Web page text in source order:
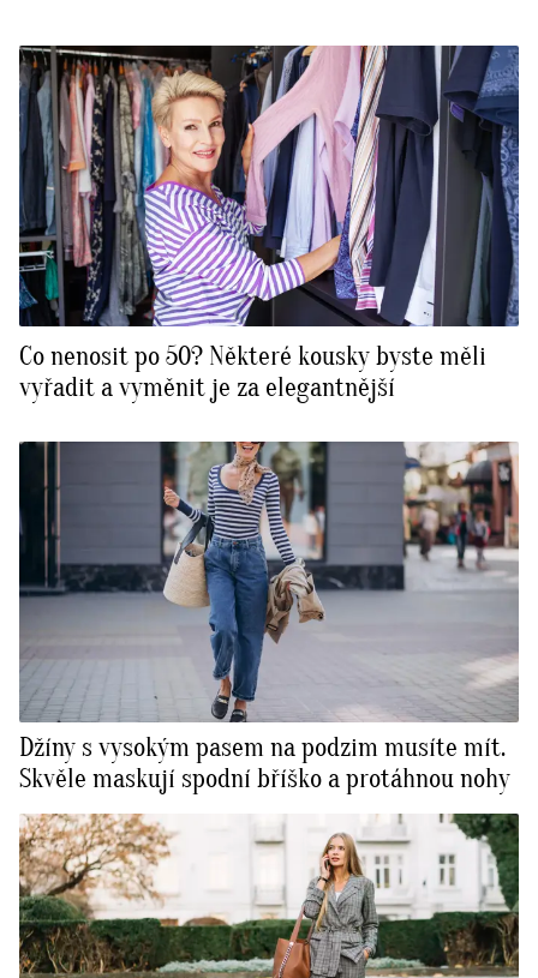
Co nenosit po 50? Některé kousky byste měli
vyřadit a vyměnit je za elegantnější
Džíny s vysokým pasem na podzim musíte mít.
Skvěle maskují spodní bříško a protáhnou nohy